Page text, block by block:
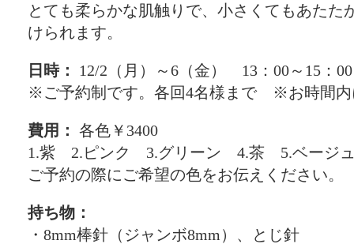
とても柔らかな肌触りで、小さくてもあたた
けられます。
日時：
12/2（月）～6（金） 13：00～15：00
※ご予約制です。各回4名様まで ※お時間内
費用： 各色￥3400
1.紫 2.ピンク 3.グリーン 4.茶 5.ベージ
ご予約の際にご希望の色をお伝えください。
持ち物：
・8mm棒針（ジャンボ8mm）、とじ針